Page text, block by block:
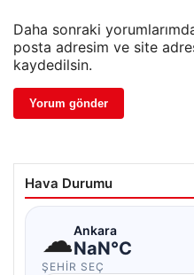
Daha sonraki
posta adresim ve site
kaydedilsin.
Hava Durumu
☁Ankara
NaN°C
ŞEHIR SEÇ